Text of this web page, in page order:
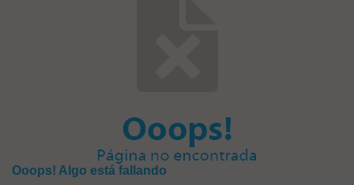
Ooops! Algo está fallando